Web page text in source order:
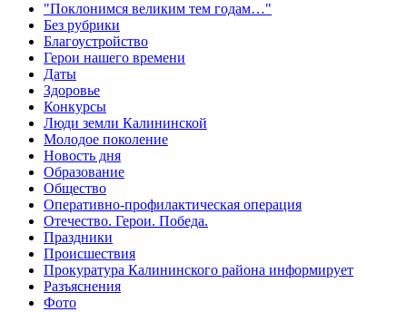
"Поклонимся великим тем годам…"
Без рубрики
Благоустройство
Герои нашего времени
Даты
Здоровье
Конкурсы
Люди земли Калининской
Молодое поколение
Новость дня
Образование
Общество
Оперативно-профилактическая операция
Отечество. Герои. Победа.
Праздники
Происшествия
Прокуратура Калининского района информирует
Разъяснения
Фото